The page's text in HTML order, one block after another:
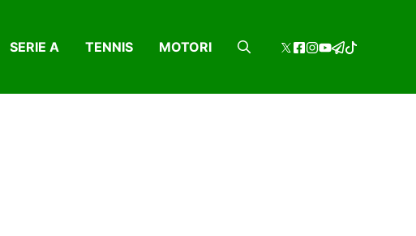
SERIE A TENNIS MOTORI